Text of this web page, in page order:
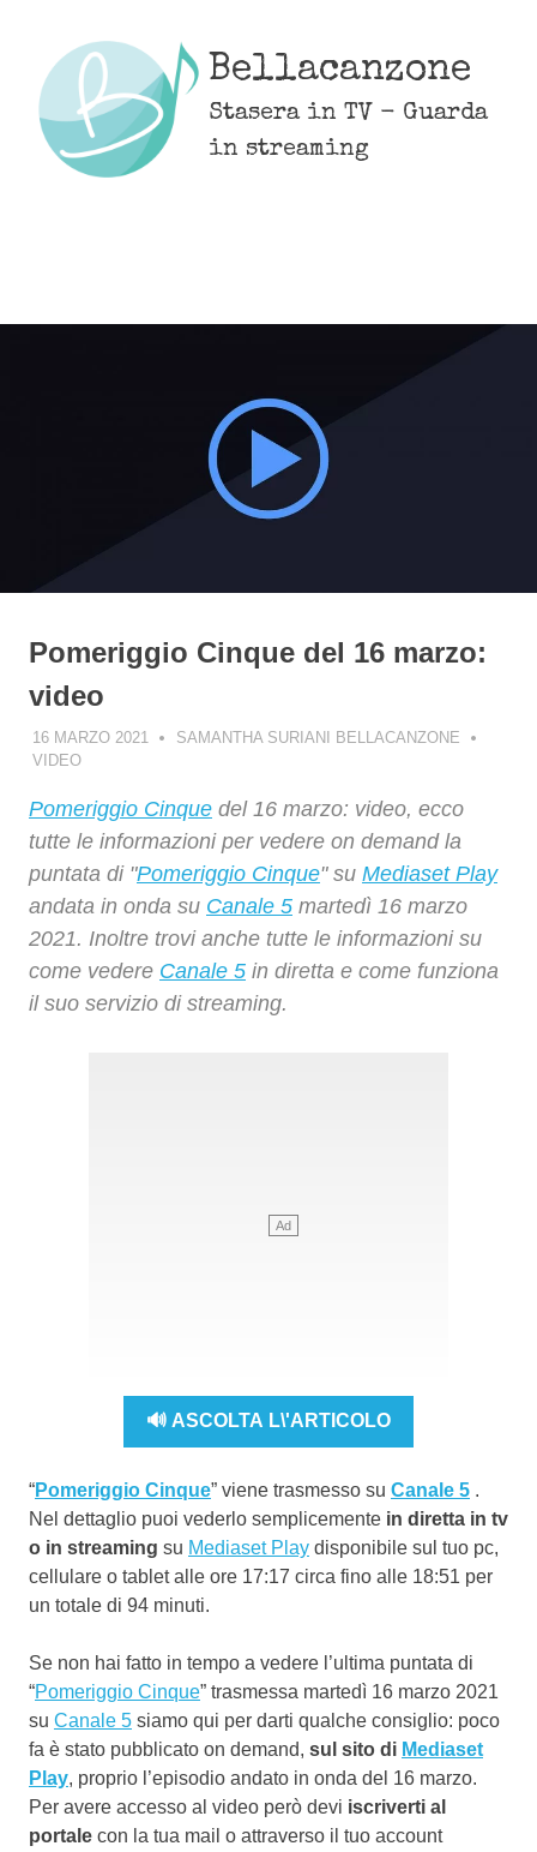
content
Bellacanzone
Stasera in TV - Guarda
in streaming
Pomeriggio Cinque del 16 marzo:
video
16 MARZO 2021
SAMANTHA SURIANI BELLACANZONE
VIDEO
Pomeriggio Cinque del 16 marzo: video, ecco
tutte le informazioni per vedere on demand la
puntata di "Pomeriggio Cinque" su Mediaset Play
andata in onda su Canale 5 martedì 16 marzo
2021. Inoltre trovi anche tutte le informazioni su
come vedere Canale 5 in diretta e come funziona
il suo servizio di streaming.
🔊 ASCOLTA L\'ARTICOLO
“Pomeriggio Cinque” viene trasmesso su Canale 5 .
Nel dettaglio puoi vederlo semplicemente in diretta in tv
o in streaming su Mediaset Play disponibile sul tuo pc,
cellulare o tablet alle ore 17:17 circa fino alle 18:51 per
un totale di 94 minuti.
Se non hai fatto in tempo a vedere l’ultima puntata di
“Pomeriggio Cinque” trasmessa martedì 16 marzo 2021
su Canale 5 siamo qui per darti qualche consiglio: poco
fa è stato pubblicato on demand, sul sito di Mediaset
Play, proprio l’episodio andato in onda del 16 marzo.
Per avere accesso al video però devi iscriverti al
portale con la tua mail o attraverso il tuo account